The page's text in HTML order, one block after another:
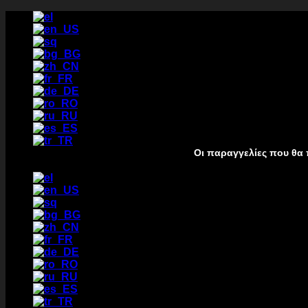
springen
Οι παραγγελίες που θα